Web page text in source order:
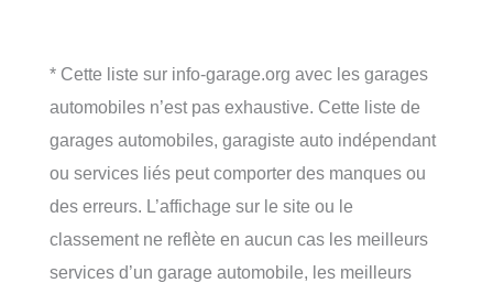
* Cette liste sur info-garage.org avec les garages
automobiles n’est pas exhaustive. Cette liste de
garages automobiles, garagiste auto indépendant
ou services liés peut comporter des manques ou
des erreurs. L’affichage sur le site ou le
classement ne reflète en aucun cas les meilleurs
services d’un garage automobile, les meilleurs